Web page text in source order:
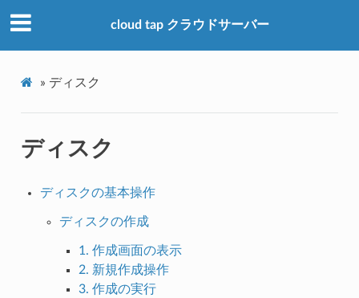
cloud tap クラウドサーバー
» ディスク
ディスク
ディスクの基本操作
ディスクの作成
1. 作成画面の表示
2. 新規作成操作
3. 作成の実行